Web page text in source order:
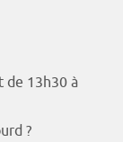
de 13h30 à
?